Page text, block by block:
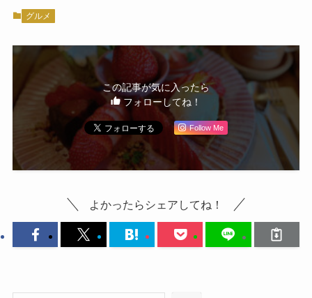
グルメ
この記事が気に入ったら
フォローしてね！
Follow Me
よかったらシェアしてね！